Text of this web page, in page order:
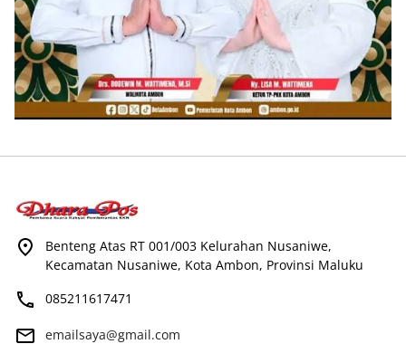
Benteng Atas RT 001/003 Kelurahan Nusaniwe,
Kecamatan Nusaniwe, Kota Ambon, Provinsi Maluku
085211617471
emailsaya@gmail.com